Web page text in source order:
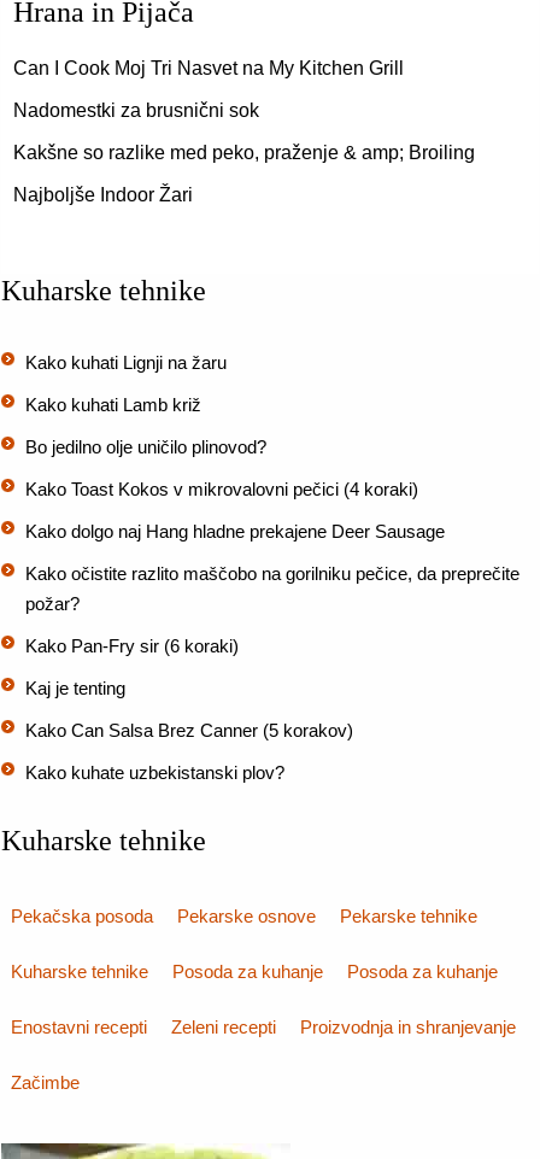
Hrana in Pijača
Can I Cook Moj Tri Nasvet na My Kitchen Grill
Nadomestki za brusnični sok
Kakšne so razlike med peko, praženje & amp; Broiling
Najboljše Indoor Žari
Kuharske tehnike
Kako kuhati Lignji na žaru
Kako kuhati Lamb križ
Bo jedilno olje uničilo plinovod?
Kako Toast Kokos v mikrovalovni pečici (4 koraki)
Kako dolgo naj Hang hladne prekajene Deer Sausage
Kako očistite razlito maščobo na gorilniku pečice, da preprečite
požar?
Kako Pan-Fry sir (6 koraki)
Kaj je tenting
Kako Can Salsa Brez Canner (5 korakov)
Kako kuhate uzbekistanski plov?
Kuharske tehnike
Pekačska posoda Pekarske osnove Pekarske tehnike
Kuharske tehnike Posoda za kuhanje Posoda za kuhanje
Enostavni recepti Zeleni recepti Proizvodnja in shranjevanje
Začimbe